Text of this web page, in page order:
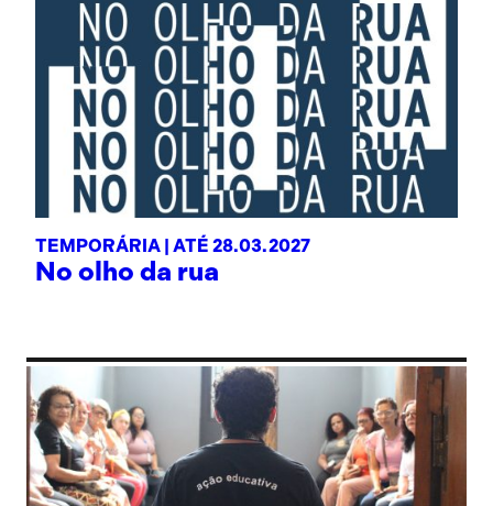
TEMPORÁRIA | ATÉ 28.03.2027
No olho da rua